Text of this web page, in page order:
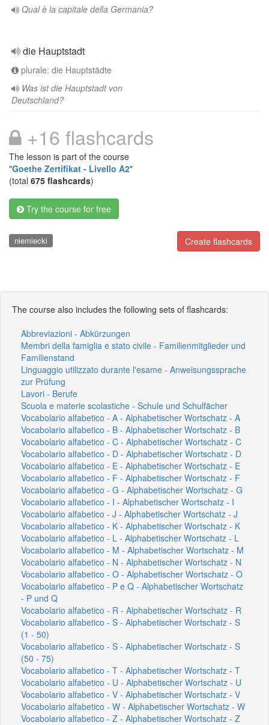
Qual è la capitale della Germania?
die Hauptstadt
plurale: die Hauptstädte
Was ist die Hauptstadt von
Deutschland?
+16 flashcards
The lesson is part of the course
"Goethe Zertifikat - Livello A2"
(total 675 flashcards)
Try the course for free
Create flashcards
niemiecki
The course also includes the following sets of flashcards:
Abbreviazioni - Abkürzungen
Membri della famiglia e stato civile - Familienmitglieder und
Familienstand
Linguaggio utilizzato durante l'esame - Anweisungssprache
zur Prüfung
Lavori - Berufe
Scuola e materie scolastiche - Schule und Schulfächer
Vocabolario alfabetico - A - Alphabetischer Wortschatz - A
Vocabolario alfabetico - B - Alphabetischer Wortschatz - B
Vocabolario alfabetico - C - Alphabetischer Wortschatz - C
Vocabolario alfabetico - D - Alphabetischer Wortschatz - D
Vocabolario alfabetico - E - Alphabetischer Wortschatz - E
Vocabolario alfabetico - F - Alphabetischer Wortschatz - F
Vocabolario alfabetico - G - Alphabetischer Wortschatz - G
Vocabolario alfabetico - I - Alphabetischer Wortschatz - I
Vocabolario alfabetico - J - Alphabetischer Wortschatz - J
Vocabolario alfabetico - K - Alphabetischer Wortschatz - K
Vocabolario alfabetico - L - Alphabetischer Wortschatz - L
Vocabolario alfabetico - M - Alphabetischer Wortschatz - M
Vocabolario alfabetico - N - Alphabetischer Wortschatz - N
Vocabolario alfabetico - O - Alphabetischer Wortschatz - O
Vocabolario alfabetico - P e Q - Alphabetischer Wortschatz
- P und Q
Vocabolario alfabetico - R - Alphabetischer Wortschatz - R
Vocabolario alfabetico - S - Alphabetischer Wortschatz - S
(1 - 50)
Vocabolario alfabetico - S - Alphabetischer Wortschatz - S
(50 - 75)
Vocabolario alfabetico - T - Alphabetischer Wortschatz - T
Vocabolario alfabetico - U - Alphabetischer Wortschatz - U
Vocabolario alfabetico - V - Alphabetischer Wortschatz - V
Vocabolario alfabetico - W - Alphabetischer Wortschatz - W
Vocabolario alfabetico - Z - Alphabetischer Wortschatz - Z